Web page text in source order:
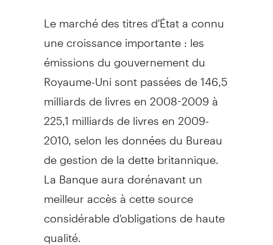
Le marché des titres d'État a connu
une croissance importante : les
émissions du gouvernement du
Royaume-Uni sont passées de 146,5
milliards de livres en 2008-2009 à
225,1 milliards de livres en 2009-
2010, selon les données du Bureau
de gestion de la dette britannique.
La Banque aura dorénavant un
meilleur accès à cette source
considérable d'obligations de haute
qualité.